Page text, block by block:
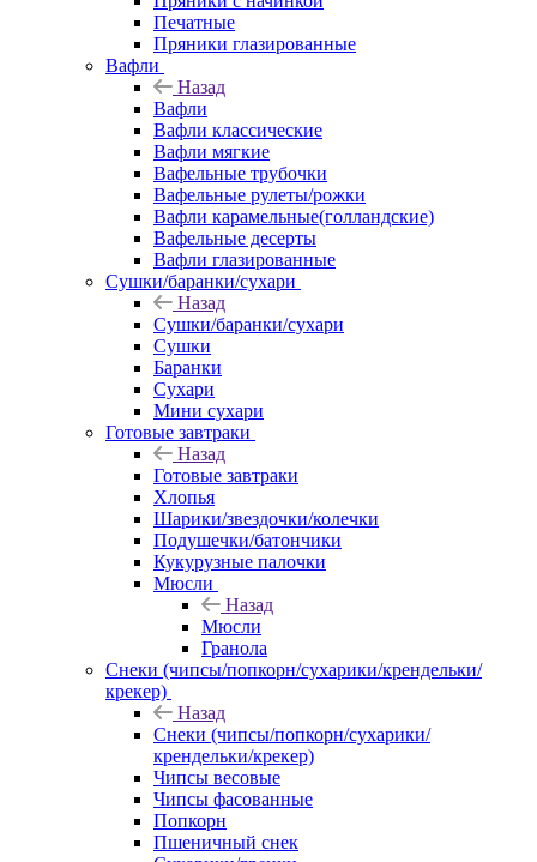
Печатные
Пряники глазированные
Вафли
Назад
Вафли
Вафли классические
Вафли мягкие
Вафельные трубочки
Вафельные рулеты/рожки
Вафли карамельные(голландские)
Вафельные десерты
Вафли глазированные
Сушки/баранки/сухари
Назад
Сушки/баранки/сухари
Сушки
Баранки
Сухари
Мини сухари
Готовые завтраки
Назад
Готовые завтраки
Хлопья
Шарики/звездочки/колечки
Подушечки/батончики
Кукурузные палочки
Мюсли
Назад
Мюсли
Гранола
Снеки (чипсы/попкорн/сухарики/крендельки/
крекер)
Назад
Снеки (чипсы/попкорн/сухарики/
крендельки/крекер)
Чипсы весовые
Чипсы фасованные
Попкорн
Пшеничный снек